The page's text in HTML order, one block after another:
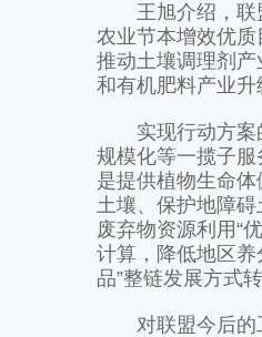
王旭介绍，联盟
农业节本增效优
推动土壤调理剂
和有机肥料产业升
实现行动方案的
规模化等一揽子
是提供植物生命
土壤、保护地障
废弃物资源利用“
计算，降低地区
品”整链发展方式
对联盟今后的工